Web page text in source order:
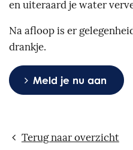
en uiteraard je water
Na afloop is er
drankje.
Meld je nu aan
Terug naar overzicht